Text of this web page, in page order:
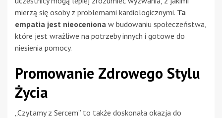
mierzą się osoby z problemami kardiologicznymi. Ta
empatia jest nieoceniona w budowaniu społeczeństwa,
które jest wrażliwe na potrzeby innych i gotowe do
niesienia pomocy.
Promowanie Zdrowego Stylu
Życia
„Czytamy z Sercem” to także doskonała okazja do